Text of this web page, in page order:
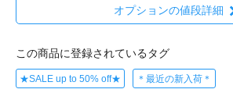
オプションの値段詳細
この商品に登録されているタグ
★SALE up to 50% off★ ＊最近の新入荷＊